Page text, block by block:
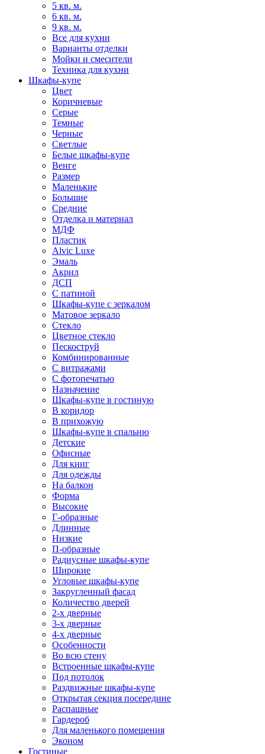
5 кв. м.
6 кв. м.
9 кв. м.
Все для кухни
Варианты отделки
Мойки и смесители
Техника для кухни
Шкафы-купе
Цвет
Коричневые
Серые
Темные
Черные
Светлые
Белые шкафы-купе
Венге
Размер
Маленькие
Большие
Средние
Отделка и материал
МДФ
Пластик
Alvic Luxe
Эмаль
Акрил
ДСП
С патиной
Шкафы-купе с зеркалом
Матовое зеркало
Стекло
Цветное стекло
Пескоструй
Комбинированные
С витражами
С фотопечатью
Назначение
Шкафы-купе в гостиную
В коридор
В прихожую
Шкафы-купе в спальню
Детские
Офисные
Для книг
Для одежды
На балкон
Форма
Высокие
Г-образные
Длинные
Низкие
П-образные
Радиусные шкафы-купе
Широкие
Угловые шкафы-купе
Закругленный фасад
Количество дверей
2-х дверные
3-х дверные
4-х дверные
Особенности
Во всю стену
Встроенные шкафы-купе
Под потолок
Раздвижные шкафы-купе
Открытая секция посередине
Распашные
Гардероб
Для маленького помещения
Эконом
Гостиные